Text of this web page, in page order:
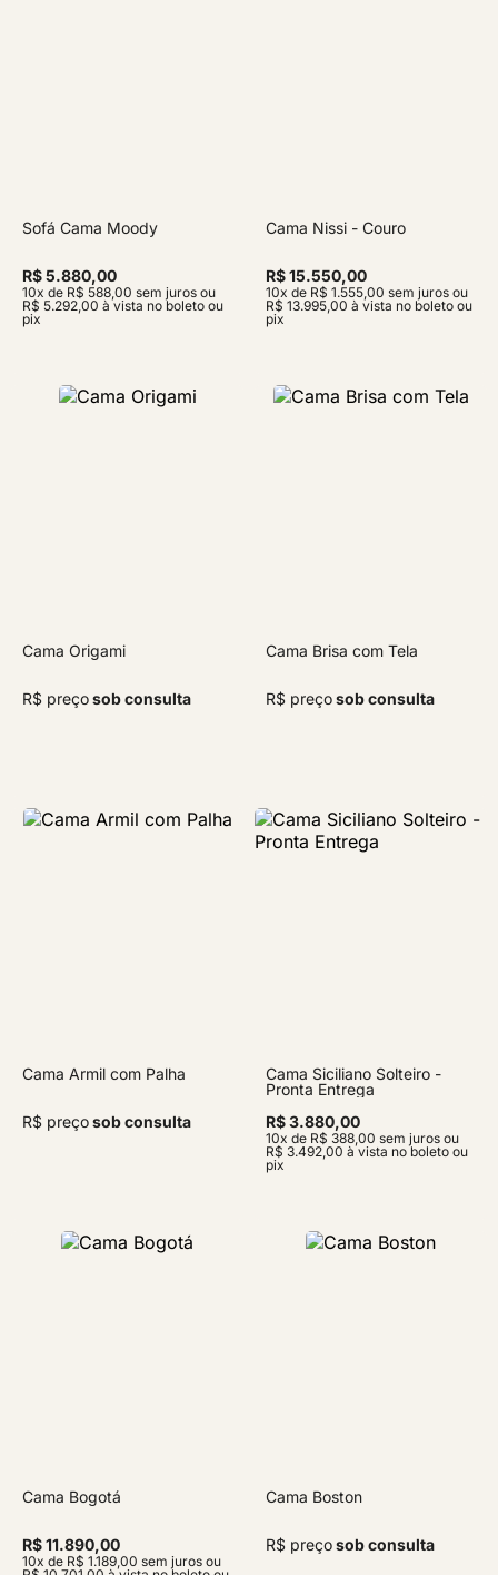
Sofá Cama Moody
R$ 5.880,00
10x de R$ 588,00 sem juros ou
R$ 5.292,00 à vista no boleto ou
pix
Cama Nissi - Couro
R$ 15.550,00
10x de R$ 1.555,00 sem juros ou
R$ 13.995,00 à vista no boleto ou
pix
Cama Origami
R$ preçosob consulta
Cama Brisa com Tela
R$ preçosob consulta
Cama Armil com Palha
R$ preçosob consulta
Cama Siciliano Solteiro -
Pronta Entrega
R$ 3.880,00
10x de R$ 388,00 sem juros ou
R$ 3.492,00 à vista no boleto ou
pix
Cama Bogotá
R$ 11.890,00
10x de R$ 1.189,00 sem juros ou
Cama Boston
R$ preçosob consulta